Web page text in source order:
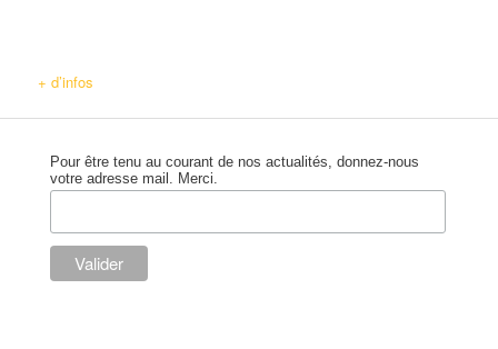
+ d’infos
Pour être tenu au courant de nos actualités, donnez-nous
votre adresse mail. Merci.